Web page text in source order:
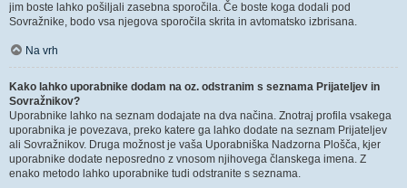
jim boste lahko pošiljali zasebna sporočila. Če boste koga dodali pod
Sovražnike, bodo vsa njegova sporočila skrita in avtomatsko izbrisana.
Na vrh
Kako lahko uporabnike dodam na oz. odstranim s seznama Prijateljev in
Sovražnikov?
Uporabnike lahko na seznam dodajate na dva načina. Znotraj profila vsakega
uporabnika je povezava, preko katere ga lahko dodate na seznam Prijateljev
ali Sovražnikov. Druga možnost je vaša Uporabniška Nadzorna Plošča, kjer
uporabnike dodate neposredno z vnosom njihovega članskega imena. Z
enako metodo lahko uporabnike tudi odstranite s seznama.